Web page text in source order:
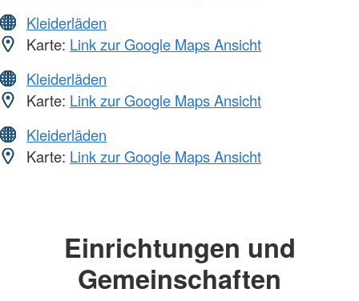
Kleiderläden
Karte: Link zur Google Maps Ansicht
Kleiderläden
Karte: Link zur Google Maps Ansicht
Kleiderläden
Karte: Link zur Google Maps Ansicht
Einrichtungen und
Gemeinschaften